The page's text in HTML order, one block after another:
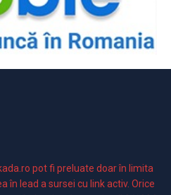
pot fi preluate doar în limita
în lead a sursei cu link activ. Orice